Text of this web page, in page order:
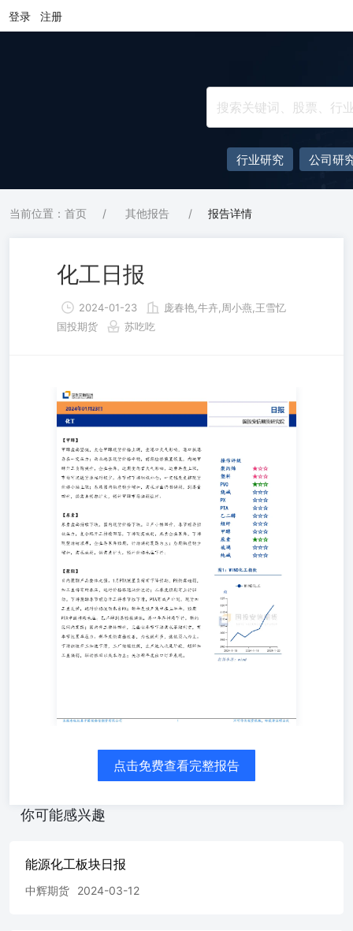
登录 注册
行业研究 公司研
当前位置：首页 / 其他报告 / 报告详情
化工日报
2024-01-23
庞春艳,牛卉,周小燕,王雪忆
国投期货
苏吃吃
点击免费查看完整报告
你可能感兴趣
能源化工板块日报
中辉期货 2024-03-12